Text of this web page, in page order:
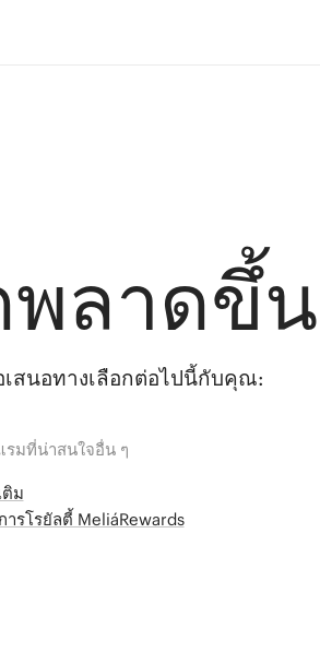
พลาดขึ้น
สนอทางเลือกต่อไปนี้กับคุณ:
รมที่น่าสนใจอื่น ๆ
ติม
รโรยัลตี้ MeliáRewards